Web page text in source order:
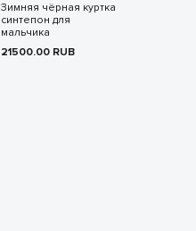
Зимняя чёрная куртка
синтепон для
мальчика
21500.00 RUB